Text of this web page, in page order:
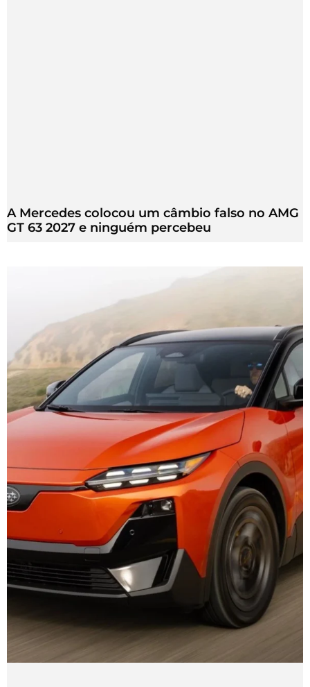
A Mercedes colocou um câmbio falso no AMG
GT 63 2027 e ninguém percebeu